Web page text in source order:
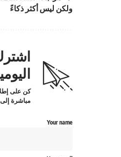
ولكن ليس أكثر ذكاءً
كن على
مباشرة
Your name